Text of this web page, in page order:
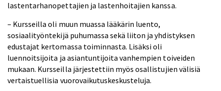
lastentarhanopettajien ja lastenhoitajien kanssa.
– Kursseilla oli muun muassa lääkärin luento,
sosiaalityöntekijä puhumassa sekä liiton ja yhdistyksen
edustajat kertomassa toiminnasta. Lisäksi oli
luennoitsijoita ja asiantuntijoita vanhempien toiveiden
mukaan. Kursseilla järjestettiin myös osallistujien välisiä
vertaistuellisia vuorovaikutuskeskusteluja.